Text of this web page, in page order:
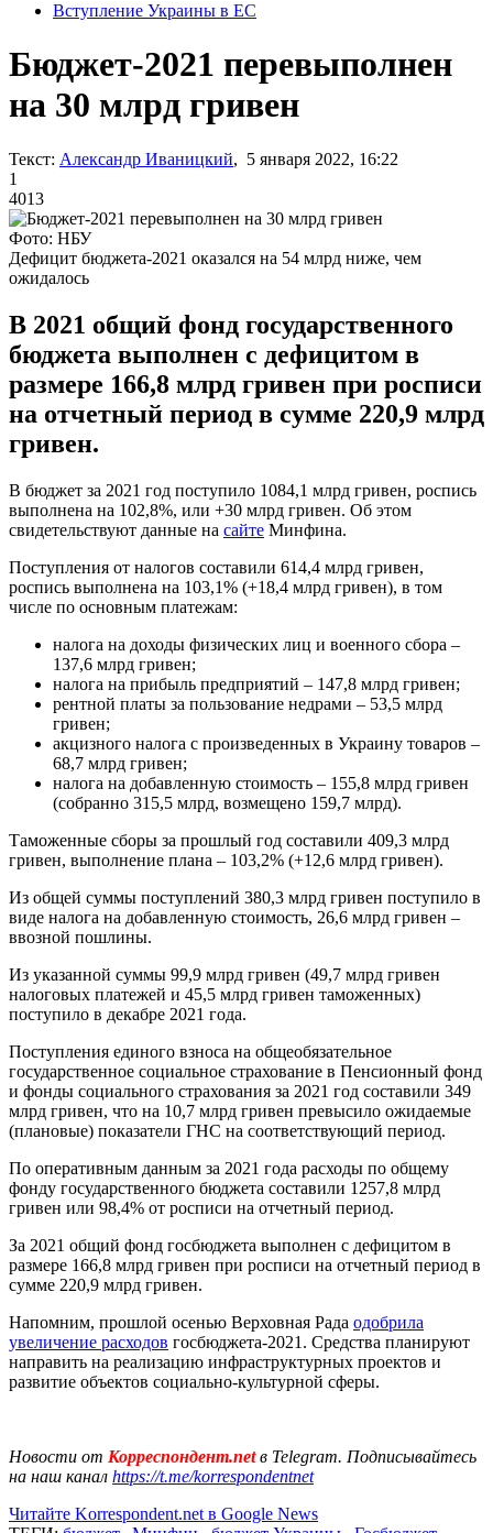
Вступление Украины в ЕС
Бюджет-2021 перевыполнен
на 30 млрд гривен
Текст: Александр Иваницкий, 5 января 2022, 16:22
1
4013
Фото: НБУ
Дефицит бюджета-2021 оказался на 54 млрд ниже, чем
ожидалось
В 2021 общий фонд государственного
бюджета выполнен с дефицитом в
размере 166,8 млрд гривен при росписи
на отчетный период в сумме 220,9 млрд
гривен.
В бюджет за 2021 год поступило 1084,1 млрд гривен, роспись
выполнена на 102,8%, или +30 млрд гривен. Об этом
свидетельствуют данные на сайте Минфина.
Поступления от налогов составили 614,4 млрд гривен,
роспись выполнена на 103,1% (+18,4 млрд гривен), в том
числе по основным платежам:
налога на доходы физических лиц и военного сбора –
137,6 млрд гривен;
налога на прибыль предприятий – 147,8 млрд гривен;
рентной платы за пользование недрами – 53,5 млрд
гривен;
акцизного налога с произведенных в Украину товаров –
68,7 млрд гривен;
налога на добавленную стоимость – 155,8 млрд гривен
(собранно 315,5 млрд, возмещено 159,7 млрд).
Таможенные сборы за прошлый год составили 409,3 млрд
гривен, выполнение плана – 103,2% (+12,6 млрд гривен).
Из общей суммы поступлений 380,3 млрд гривен поступило в
виде налога на добавленную стоимость, 26,6 млрд гривен –
ввозной пошлины.
Из указанной суммы 99,9 млрд гривен (49,7 млрд гривен
налоговых платежей и 45,5 млрд гривен таможенных)
поступило в декабре 2021 года.
Поступления единого взноса на общеобязательное
государственное социальное страхование в Пенсионный фонд
и фонды социального страхования за 2021 год составили 349
млрд гривен, что на 10,7 млрд гривен превысило ожидаемые
(плановые) показатели ГНС на соответствующий период.
По оперативным данным за 2021 года расходы по общему
фонду государственного бюджета составили 1257,8 млрд
гривен или 98,4% от росписи на отчетный период.
За 2021 общий фонд госбюджета выполнен с дефицитом в
размере 166,8 млрд гривен при росписи на отчетный период в
сумме 220,9 млрд гривен.
Напомним, прошлой осенью Верховная Рада одобрила
увеличение расходов госбюджета-2021. Средства планируют
направить на реализацию инфраструктурных проектов и
развитие объектов социально-культурной сферы.
Новости от Корреспондент.netв Telegram. Подписывайтесь
на наш канал https://t.me/korrespondentnet
Читайте Korrespondent.net в Google News